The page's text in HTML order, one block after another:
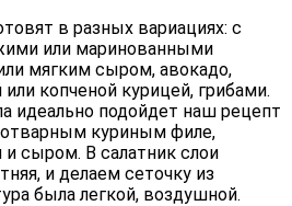
в разных вариациях: с
или маринованными
мягким сыром, авокадо,
копченой курицей, грибами.
идеально подойдет наш рецепт
куриным филе,
сыром. В салатник слои
и делаем сеточку из
была легкой, воздушной.